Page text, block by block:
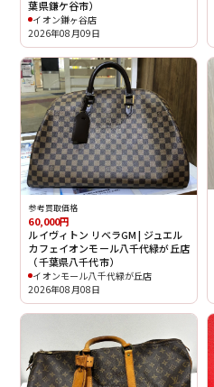
葉県鎌ケ谷市）
イオン鎌ヶ谷店
2026年08月09日
参考買取価格
60,000円
ルイヴィトン リベラGM | ジュエル
カフェイオンモール八千代緑が丘店
（千葉県八千代市）
イオンモール八千代緑が丘店
2026年08月08日